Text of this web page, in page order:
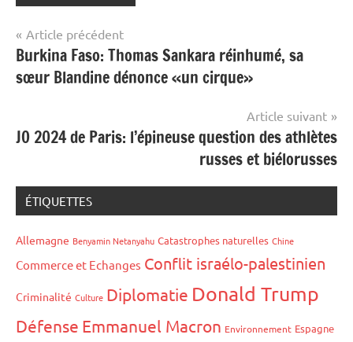
Navigation
de
l’article
Article précédent
Burkina Faso: Thomas Sankara réinhumé, sa
sœur Blandine dénonce «un cirque»
Article suivant
JO 2024 de Paris: l’épineuse question des athlètes
russes et biélorusses
ÉTIQUETTES
Allemagne Benyamin Netanyahu Catastrophes naturelles Chine
Commerce et Echanges Conflit israélo-palestinien
Criminalité Culture Diplomatie Donald Trump
Défense Emmanuel Macron Environnement Espagne